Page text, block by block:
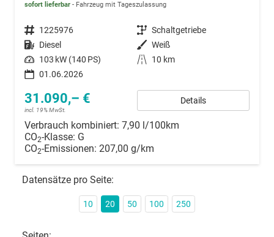
sofort lieferbar Fahrzeug mit Tageszulassung
Fahrzeugnummer 1225976 Getriebe Schaltgetriebe
Kraftstoff Diesel Außenfarbe Weiß
Leistung 103 kW (140 PS) Kilometerstand
10 km
01.06.2026
31.090,– €
incl. 19% MwSt.
Details
Verbrauch kombiniert: 7,90 l/100km
CO2-Klasse: G
CO2-Emissionen: 207,00 g/km
Datensätze pro Seite:
10 20 50 100 250